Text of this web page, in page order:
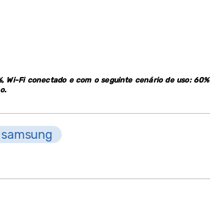
Fi conectado e com o seguinte cenário de uso: 60%